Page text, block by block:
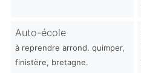
Auto-école
à reprendre arrond. quimper,
finistère, bretagne.